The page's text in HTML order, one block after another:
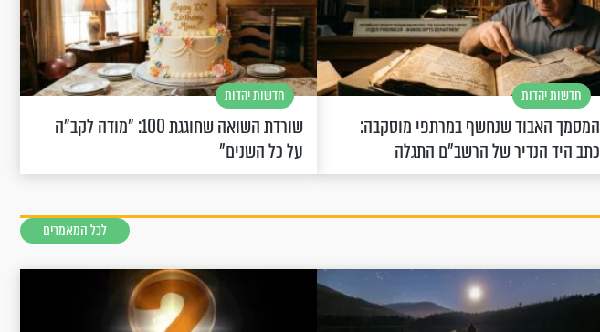
חדשות יהדות
המסמך האבוד שנחשף במרתפי מוסקבה:
כתב היד הנדיר של הרשב"ם התגלה
חדשות יהדות
שורדת השואה שחוגגת 100: "מודה לקב"ה
על כל השנים"
לכל המאמרים